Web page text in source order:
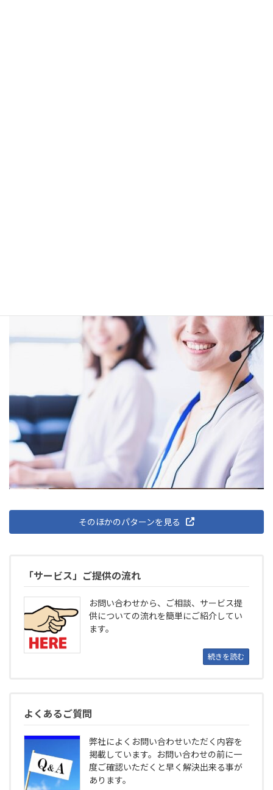
そのほかのパターンを見る
「サービス」ご提供の流れ
お問い合わせから、ご相談、サービス提
供についての流れを簡単にご紹介してい
ます。
続きを読む
よくあるご質問
弊社によくお問い合わせいただく内容を
掲載しています。お問い合わせの前に一
度ご確認いただくと早く解決出来る事が
あります。